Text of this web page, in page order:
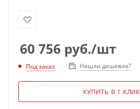
60 756 руб./шт
Под заказ Нашли дешевле?
КУПИТЬ В 1 КЛИК